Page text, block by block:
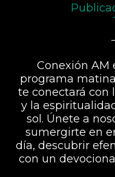
Conexión AM
programa
te conectará con
y la
sol. Únete a
sumergirte en
día, descubrir
con un